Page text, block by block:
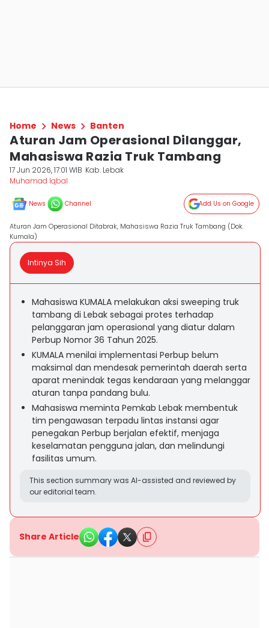
Home News Banten
Aturan Jam Operasional Dilanggar,
Mahasiswa Razia Truk Tambang
17 Jun 2026, 17:01 WIB Kab. Lebak
Muhamad Iqbal
News Channel Add Us on Google
Aturan Jam Operasional Ditabrak, Mahasiswa Razia Truk Tambang (Dok.
Kumala)
Intinya Sih
Mahasiswa KUMALA melakukan aksi sweeping truk
tambang di Lebak sebagai protes terhadap
pelanggaran jam operasional yang diatur dalam
Perbup Nomor 36 Tahun 2025.
KUMALA menilai implementasi Perbup belum
maksimal dan mendesak pemerintah daerah serta
aparat menindak tegas kendaraan yang melanggar
aturan tanpa pandang bulu.
Mahasiswa meminta Pemkab Lebak membentuk
tim pengawasan terpadu lintas instansi agar
penegakan Perbup berjalan efektif, menjaga
keselamatan pengguna jalan, dan melindungi
fasilitas umum.
This section summary was AI-assisted and reviewed by
our editorial team.
Share Article